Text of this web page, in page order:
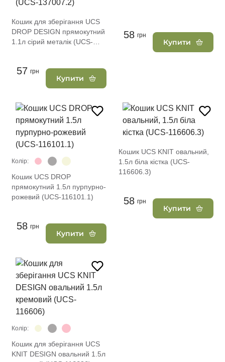
Кошик для зберігання UCS
DROP DESIGN прямокутний
1.1л сірий металік (UCS-
57 грн
Купити
58 грн
Купити
Колір:
Кошик UCS DROP
прямокутний 1.5л пурпурно-
рожевий (UCS-116101.1)
58 грн
Купити
Кошик UCS KNIT овальний,
1.5л біла кістка (UCS-
116606.3)
58 грн
Купити
Колір:
Кошик для зберігання UCS
KNIT DESIGN овальний 1.5л